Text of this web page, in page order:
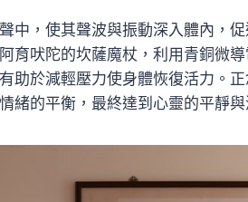
中，使其聲波與振動深入體內，
育吠陀的坎薩魔杖，利用青銅微
助於減輕壓力使身體恢復活力。
緒的平衡，最終達到心靈的平靜與